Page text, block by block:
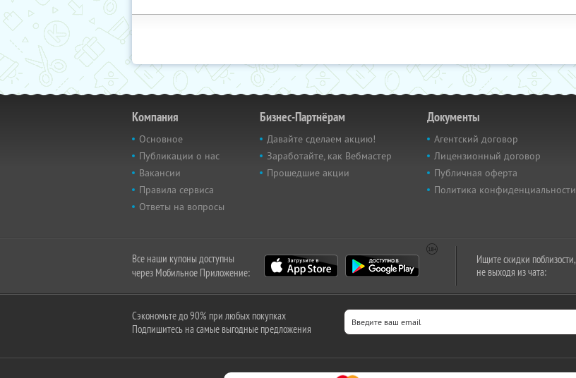
Компания
Основное
Публикации о нас
Вакансии
Правила сервиса
Ответы на вопросы
Бизнес-Партнёрам
Давайте сделаем акцию!
Заработайте, как Вебмастер
Прошедшие акции
Документы
Агентский договор
Лицензионный договор
Публичная оферта
Политика конфиденциальности
Все наши купоны доступны
через Мобильное Приложение:
Ищите скидки поблизости,
не выходя из чата:
Сэкономьте до 90% при любых покупках
Подпишитесь на самые выгодные предложения